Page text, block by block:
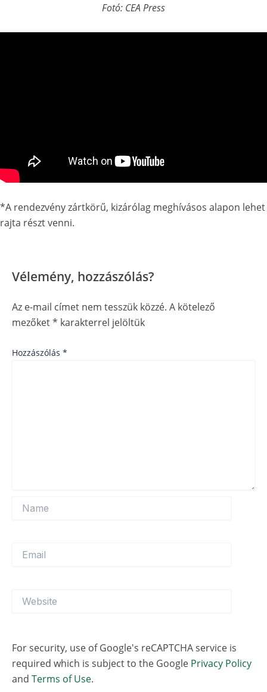
Fotó: CEA Press
*A rendezvény zártkörű, kizárólag meghívásos alapon lehet
rajta részt venni.
Vélemény, hozzászólás?
Az e-mail címet nem tesszük közzé. A kötelező
mezőket* karakterrel jelöltük
Hozzászólás *
For security, use of Google's reCAPTCHA service is
required which is subject to the Google Privacy Policy
and Terms of Use.